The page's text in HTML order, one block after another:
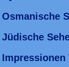
Osmanische
Jüdische
Impressionen